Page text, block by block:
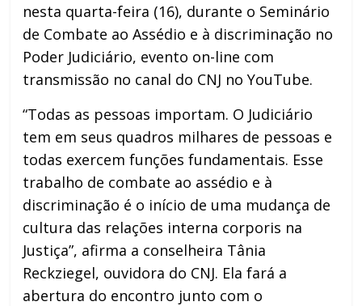
nesta quarta-feira (16), durante o Seminário
de Combate ao Assédio e à discriminação no
Poder Judiciário, evento on-line com
transmissão no canal do CNJ no YouTube.
“Todas as pessoas importam. O Judiciário
tem em seus quadros milhares de pessoas e
todas exercem funções fundamentais. Esse
trabalho de combate ao assédio e à
discriminação é o início de uma mudança de
cultura das relações interna corporis na
Justiça”, afirma a conselheira Tânia
Reckziegel, ouvidora do CNJ. Ela fará a
abertura do encontro junto com o